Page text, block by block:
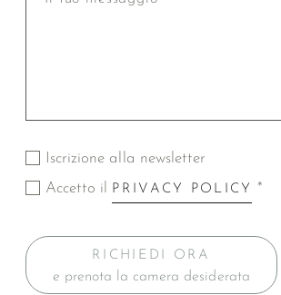
Iscrizione alla newsletter
Accetto il
PRIVACY POLICY *
RICHIEDI ORA
e prenota la camera desiderata